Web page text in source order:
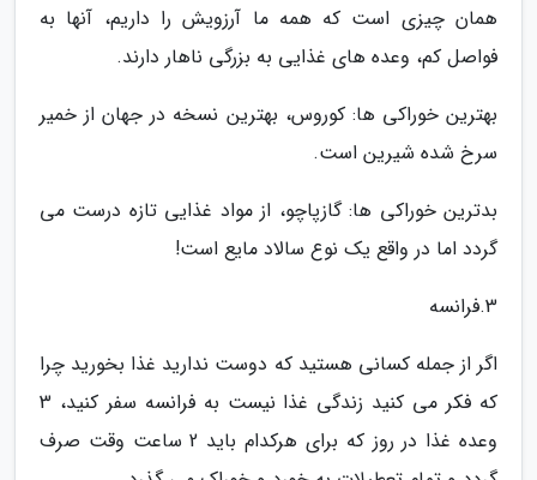
همان چیزی است که همه ما آرزویش را داریم، آنها به
فواصل کم، وعده های غذایی به بزرگی ناهار دارند.
بهترین خوراکی ها: کوروس، بهترین نسخه در جهان از خمیر
سرخ شده شیرین است.
بدترین خوراکی ها: گازپاچو، از مواد غذایی تازه درست می
گردد اما در واقع یک نوع سالاد مایع است!
3.فرانسه
اگر از جمله کسانی هستید که دوست ندارید غذا بخورید چرا
که فکر می کنید زندگی غذا نیست به فرانسه سفر کنید، 3
وعده غذا در روز که برای هرکدام باید 2 ساعت وقت صرف